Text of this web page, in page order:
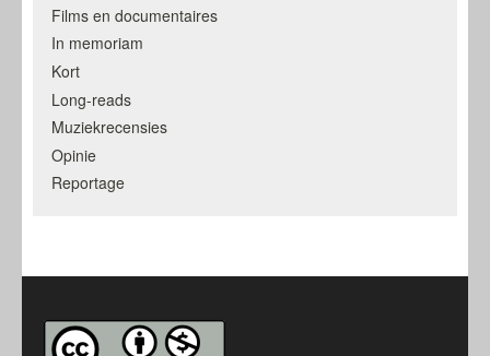
Films en documentaires
In memoriam
Kort
Long-reads
Muziekrecensies
Opinie
Reportage